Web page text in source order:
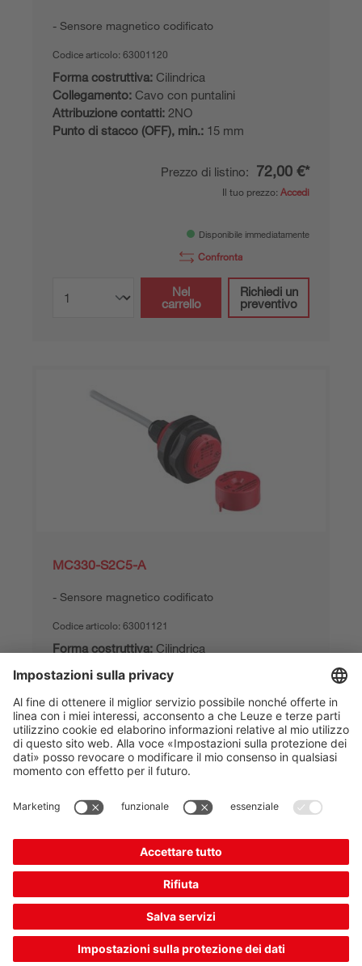
Sensore magnetico codificato
Codice articolo: 63001120
Forma costruttiva: Cilindrica
Collegamento: Cavo con puntalini
Attribuzione contatti: 2NO
Punto di stacco (OFF), min.: 15 mm
Prezzo di listino: 72,00 €*
Il tuo prezzo: Accedi
Disponibile immediatamente
Confronta
Nel
carrello
Richiedi un
preventivo
MC330-S2C5-A
Sensore magnetico codificato
Codice articolo: 63001121
Forma costruttiva: Cilindrica
Attribuzione contatti:2NO
Punto di stacco (OFF), min.:15 mm
Prezzo di listino: 78,00 €*
Il tuo prezzo: Accedi
Disponibile immediatamente
Nel
carrello
Richiedi un
preventivo